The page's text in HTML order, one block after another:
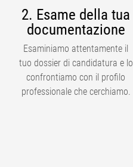
2. Esame della tua
documentazione
Esaminiamo attentamente il
tuo dossier di candidatura e lo
confrontiamo con il profilo
professionale che cerchiamo.